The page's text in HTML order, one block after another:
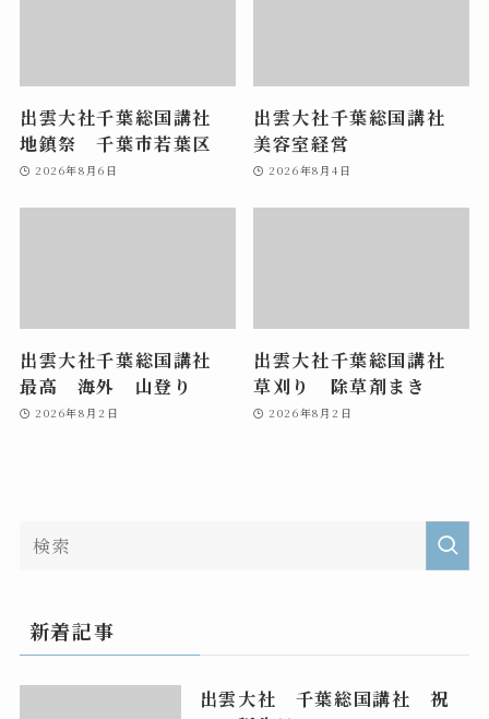
出雲大社千葉総国講社
地鎮祭 千葉市若葉区
2026年8月6日
出雲大社千葉総国講社
美容室経営
2026年8月4日
出雲大社千葉総国講社
最高 海外 山登り
2026年8月2日
出雲大社千葉総国講社
草刈り 除草剤まき
2026年8月2日
新着記事
出雲大社 千葉総国講社 祝